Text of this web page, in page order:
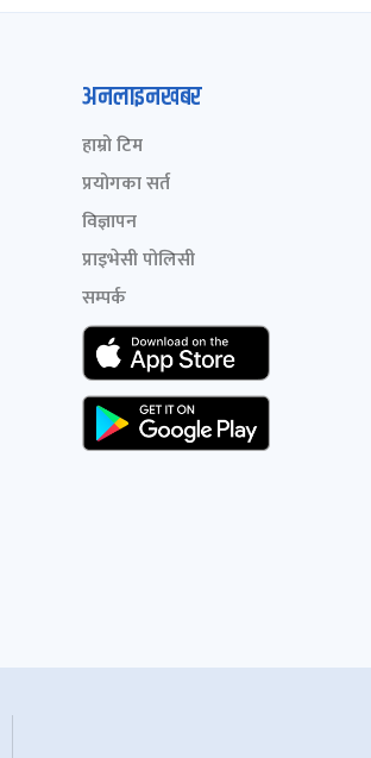
अनलाइनखबर
हाम्रो टिम
प्रयोगका सर्त
विज्ञापन
प्राइभेसी पोलिसी
सम्पर्क